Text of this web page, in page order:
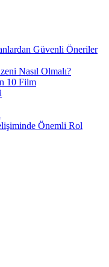
Güvenli Öneriler
Nasıl Olmalı?
10 Film
Önemli Rol